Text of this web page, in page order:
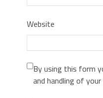
Website
By using this form
and handling of